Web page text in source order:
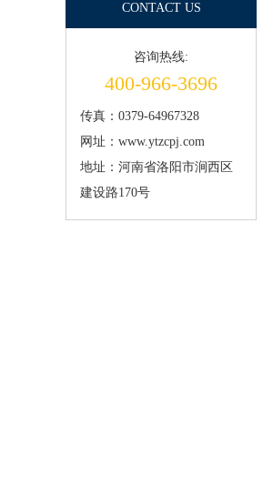
CONTACT US
咨询热线:
400-966-3696
传真：0379-64967328
网址：www.ytzcpj.com
地址：河南省洛阳市涧西区
建设路170号